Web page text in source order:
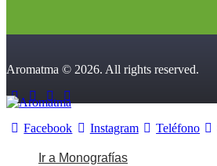
Aromatma © 2026. All rights reserved.
Facebook Instagram Teléfono
Ir a Monografías